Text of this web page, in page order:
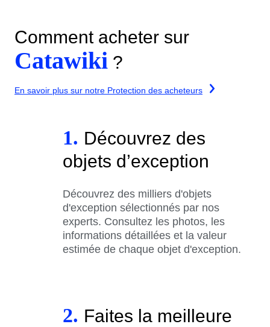
Comment acheter sur
Catawiki ?
En savoir plus sur notre Protection des acheteurs
1. Découvrez des
objets d’exception
Découvrez des milliers d'objets
d'exception sélectionnés par nos
experts. Consultez les photos, les
informations détaillées et la valeur
estimée de chaque objet d'exception.
2. Faites la meilleure